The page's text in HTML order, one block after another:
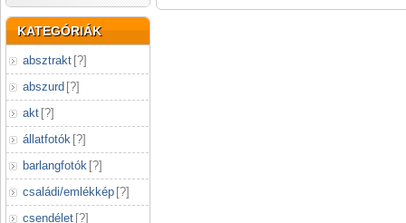
KATEGÓRIÁK
absztrakt [?]
abszurd [?]
akt [?]
állatfotók [?]
barlangfotók [?]
családi/emlékkép [?]
csendélet [?]